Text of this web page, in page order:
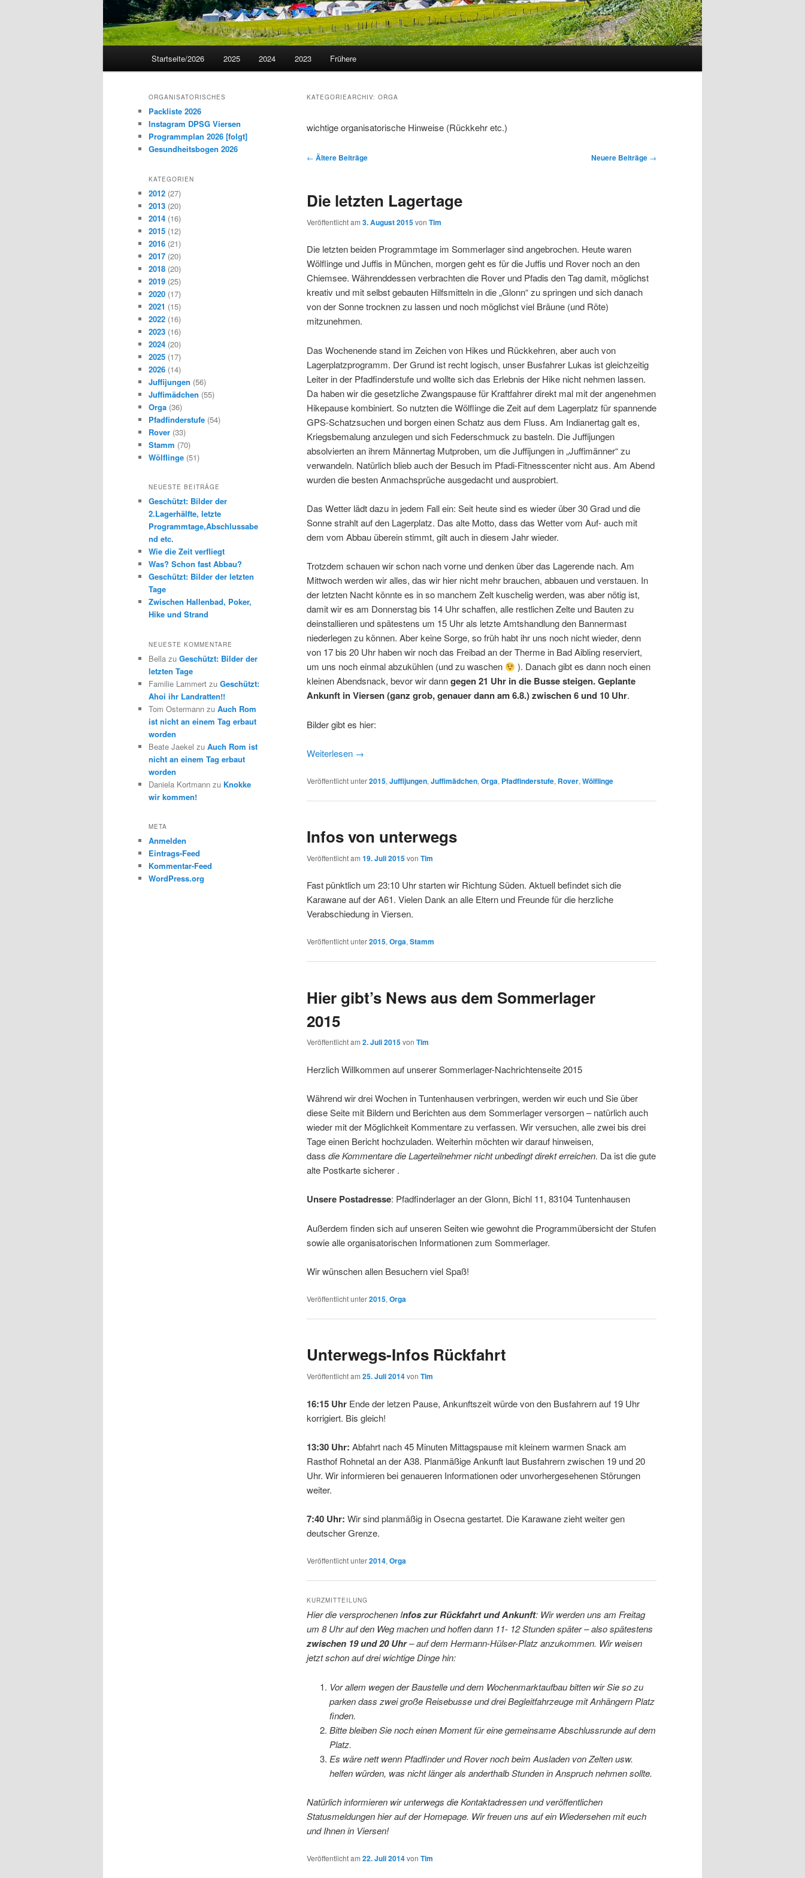
Startseite/2026 2025 2024 2023 Frühere
KATEGORIEARCHIV: ORGA
wichtige organisatorische Hinweise (Rückkehr etc.)
Beitragsnavigation
← Ältere Beiträge Neuere Beiträge →
Die letzten Lagertage
Veröffentlicht am 3. August 2015von Tim
Die letzten beiden Programmtage im Sommerlager sind angebrochen. Heute waren
Wölflinge und Juffis in München, morgen geht es für die Juffis und Rover noch an den
Chiemsee. Währenddessen verbrachten die Rover und Pfadis den Tag damit, möglichst
kreativ und mit selbst gebauten Hilfsmitteln in die „Glonn“ zu springen und sich danach
von der Sonne trocknen zu lassen und noch möglichst viel Bräune (und Röte)
mitzunehmen.
Das Wochenende stand im Zeichen von Hikes und Rückkehren, aber auch von
Lagerplatzprogramm. Der Grund ist recht logisch, unser Busfahrer Lukas ist gleichzeitig
Leiter in der Pfadfinderstufe und wollte sich das Erlebnis der Hike nicht nehmen lassen.
Da haben wir die gesetzliche Zwangspause für Kraftfahrer direkt mal mit der angenehmen
Hikepause kombiniert. So nutzten die Wölflinge die Zeit auf dem Lagerplatz für spannende
GPS-Schatzsuchen und borgen einen Schatz aus dem Fluss. Am Indianertag galt es,
Kriegsbemalung anzulegen und sich Federschmuck zu basteln. Die Juffijungen
absolvierten an ihrem Männertag Mutproben, um die Juffijungen in „Juffimänner“ zu
verwandeln. Natürlich blieb auch der Besuch im Pfadi-Fitnesscenter nicht aus. Am Abend
wurden die besten Anmachsprüche ausgedacht und ausprobiert.
Das Wetter lädt dazu in jedem Fall ein: Seit heute sind es wieder über 30 Grad und die
Sonne strahlt auf den Lagerplatz. Das alte Motto, dass das Wetter vom Auf- auch mit
dem vom Abbau überein stimmt, gilt auch in diesem Jahr wieder.
Trotzdem schauen wir schon nach vorne und denken über das Lagerende nach. Am
Mittwoch werden wir alles, das wir hier nicht mehr brauchen, abbauen und verstauen. In
der letzten Nacht könnte es in so manchem Zelt kuschelig werden, was aber nötig ist,
damit wir es am Donnerstag bis 14 Uhr schaffen, alle restlichen Zelte und Bauten zu
deinstallieren und spätestens um 15 Uhr als letzte Amtshandlung den Bannermast
niederlegen zu können. Aber keine Sorge, so früh habt ihr uns noch nicht wieder, denn
von 17 bis 20 Uhr haben wir noch das Freibad an der Therme in Bad Aibling reserviert,
um uns noch einmal abzukühlen (und zu waschen
). Danach gibt es dann noch einen
kleinen Abendsnack, bevor wir danngegen 21 Uhr in die Busse steigen. Geplante
Ankunft in Viersen (ganz grob, genauer dann am 6.8.) zwischen 6 und 10 Uhr.
Bilder gibt es hier:
Weiterlesen →
Veröffentlicht unter2015, Juffijungen, Juffimädchen, Orga, Pfadfinderstufe, Rover, Wölflinge
Infos von unterwegs
Veröffentlicht am 19. Juli 2015von Tim
Fast pünktlich um 23:10 Uhr starten wir Richtung Süden. Aktuell befindet sich die
Karawane auf der A61. Vielen Dank an alle Eltern und Freunde für die herzliche
Verabschiedung in Viersen.
Veröffentlicht unter2015, Orga, Stamm
Hier gibt’s News aus dem Sommerlager
2015
Veröffentlicht am 2. Juli 2015von Tim
Herzlich Willkommen auf unserer Sommerlager-Nachrichtenseite 2015
Während wir drei Wochen in Tuntenhausen verbringen, werden wir euch und Sie über
diese Seite mit Bildern und Berichten aus dem Sommerlager versorgen – natürlich auch
wieder mit der Möglichkeit Kommentare zu verfassen. Wir versuchen, alle zwei bis drei
Tage einen Bericht hochzuladen. Weiterhin möchten wir darauf hinweisen,
dass die Kommentare die Lagerteilnehmer nicht unbedingt direkt erreichen. Da ist die gute
alte Postkarte sicherer .
Unsere Postadresse: Pfadfinderlager an der Glonn, Bichl 11, 83104 Tuntenhausen
Außerdem finden sich auf unseren Seiten wie gewohnt die Programmübersicht der Stufen
sowie alle organisatorischen Informationen zum Sommerlager.
Wir wünschen allen Besuchern viel Spaß!
Veröffentlicht unter2015, Orga
Unterwegs-Infos Rückfahrt
Veröffentlicht am 25. Juli 2014von Tim
16:15 Uhr Ende der letzen Pause, Ankunftszeit würde von den Busfahrern auf 19 Uhr
korrigiert. Bis gleich!
13:30 Uhr: Abfahrt nach 45 Minuten Mittagspause mit kleinem warmen Snack am
Rasthof Rohnetal an der A38. Planmäßige Ankunft laut Busfahrern zwischen 19 und 20
Uhr. Wir informieren bei genaueren Informationen oder unvorhergesehenen Störungen
weiter.
7:40 Uhr: Wir sind planmäßig in Osecna gestartet. Die Karawane zieht weiter gen
deutscher Grenze.
Veröffentlicht unter2014, Orga
KURZMITTEILUNG
Hier die versprochenen Infos zur Rückfahrt und Ankunft: Wir werden uns am Freitag
um 8 Uhr auf den Weg machen und hoffen dann 11- 12 Stunden später – also spätestens
zwischen 19 und 20 Uhr– auf dem Hermann-Hülser-Platz anzukommen. Wir weisen
jetzt schon auf drei wichtige Dinge hin:
Vor allem wegen der Baustelle und dem Wochenmarktaufbaubitten wir Sie so zu
parken dass zwei große Reisebusse und drei Begleitfahrzeuge mit Anhängern Platz
finden.
Bitte bleiben Sie noch einen Moment für eine gemeinsame Abschlussrunde auf dem
Platz.
Es wäre nett wenn Pfadfinder und Rover noch beim Ausladen von Zelten usw.
helfen würden, was nicht länger als anderthalb Stunden in Anspruch nehmen sollte.
Natürlich informieren wir unterwegs die Kontaktadressen und veröffentlichen
Statusmeldungen hier auf der Homepage. Wir freuen uns auf ein Wiedersehen mit euch
und Ihnen in Viersen!
Veröffentlicht am 22. Juli 2014von Tim
ORGANISATORISCHES
Packliste 2026
Instagram DPSG Viersen
Programmplan 2026 [folgt]
Gesundheitsbogen 2026
KATEGORIEN
2012 (27)
2013 (20)
2014 (16)
2015 (12)
2016 (21)
2017 (20)
2018 (20)
2019 (25)
2020 (17)
2021 (15)
2022 (16)
2023 (16)
2024 (20)
2025 (17)
2026 (14)
Juffijungen (56)
Juffimädchen (55)
Orga (36)
Pfadfinderstufe (54)
Rover (33)
Stamm (70)
Wölflinge (51)
NEUESTE BEITRÄGE
Geschützt: Bilder der
2.Lagerhälfte, letzte
Programmtage,Abschlussabe
nd etc.
Wie die Zeit verfliegt
Was? Schon fast Abbau?
Geschützt: Bilder der letzten
Tage
Zwischen Hallenbad, Poker,
Hike und Strand
NEUESTE KOMMENTARE
Bella zu Geschützt: Bilder der
letzten Tage
Familie Lammert zu Geschützt:
Ahoi ihr Landratten!!
Tom Ostermann zu Auch Rom
ist nicht an einem Tag erbaut
worden
Beate Jaekel zu Auch Rom ist
nicht an einem Tag erbaut
worden
Daniela Kortmann zu Knokke
wir kommen!
META
Anmelden
Eintrags-Feed
Kommentar-Feed
WordPress.org